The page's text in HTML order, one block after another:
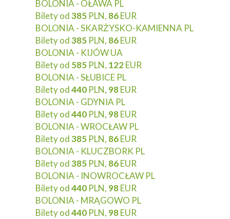
BOLONIA - OŁAWA PL
Bilety od385 PLN, 86EUR
BOLONIA - SKARŻYSKO-KAMIENNA PL
Bilety od385 PLN, 86EUR
BOLONIA - KIJÓW UA
Bilety od 585 PLN, 122EUR
BOLONIA - SŁUBICE PL
Bilety od440 PLN, 98EUR
BOLONIA - GDYNIA PL
Bilety od440 PLN, 98EUR
BOLONIA - WROCŁAW PL
Bilety od385 PLN, 86EUR
BOLONIA - KLUCZBORK PL
Bilety od385 PLN, 86EUR
BOLONIA - INOWROCŁAW PL
Bilety od440 PLN, 98EUR
BOLONIA - MRĄGOWO PL
Bilety od440 PLN, 98EUR